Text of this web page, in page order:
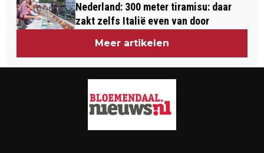
Nederland: 300 meter tiramisu: daar
zakt zelfs Italië even van door
Meer artikelen